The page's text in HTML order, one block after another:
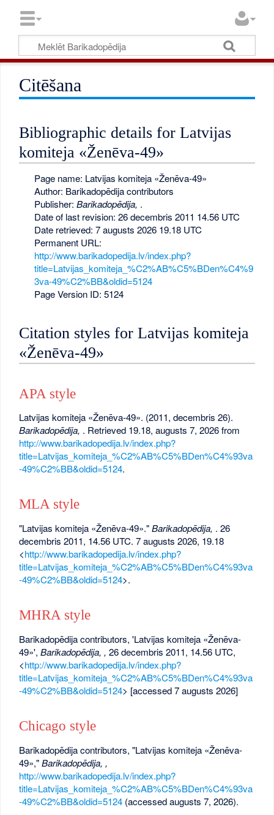
Citēšana
Bibliographic details for Latvijas
komiteja «Ženēva-49»
Page name: Latvijas komiteja «Ženēva-49»
Author: Barikadopēdija contributors
Publisher: Barikadopēdija, .
Date of last revision: 26 decembris 2011 14.56 UTC
Date retrieved: 7 augusts 2026 19.18 UTC
Permanent URL:
http://www.barikadopedija.lv/index.php?
title=Latvijas_komiteja_%C2%AB%C5%BDen%C4%9
3va-49%C2%BB&oldid=5124
Page Version ID: 5124
Citation styles for Latvijas komiteja
«Ženēva-49»
APA style
Latvijas komiteja «Ženēva-49». (2011, decembris 26).
Barikadopēdija, . Retrieved 19.18, augusts 7, 2026 from
http://www.barikadopedija.lv/index.php?
title=Latvijas_komiteja_%C2%AB%C5%BDen%C4%93va
-49%C2%BB&oldid=5124.
MLA style
"Latvijas komiteja «Ženēva-49»."Barikadopēdija, . 26
decembris 2011, 14.56 UTC. 7 augusts 2026, 19.18
<http://www.barikadopedija.lv/index.php?
title=Latvijas_komiteja_%C2%AB%C5%BDen%C4%93va
-49%C2%BB&oldid=5124>.
MHRA style
Barikadopēdija contributors, 'Latvijas komiteja «Ženēva-
49»',Barikadopēdija, , 26 decembris 2011, 14.56 UTC,
<http://www.barikadopedija.lv/index.php?
title=Latvijas_komiteja_%C2%AB%C5%BDen%C4%93va
-49%C2%BB&oldid=5124> [accessed 7 augusts 2026]
Chicago style
Barikadopēdija contributors, "Latvijas komiteja «Ženēva-
49»,"Barikadopēdija, ,
http://www.barikadopedija.lv/index.php?
title=Latvijas_komiteja_%C2%AB%C5%BDen%C4%93va
-49%C2%BB&oldid=5124 (accessed augusts 7, 2026).